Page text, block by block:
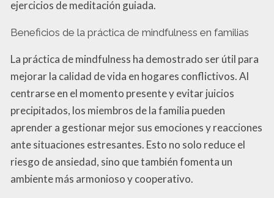
ejercicios de meditación guiada.
Beneficios de la práctica de mindfulness en familias
La práctica de mindfulness ha demostrado ser útil para
mejorar la calidad de vida en hogares conflictivos. Al
centrarse en el momento presente y evitar juicios
precipitados, los miembros de la familia pueden
aprender a gestionar mejor sus emociones y reacciones
ante situaciones estresantes. Esto no solo reduce el
riesgo de ansiedad, sino que también fomenta un
ambiente más armonioso y cooperativo.